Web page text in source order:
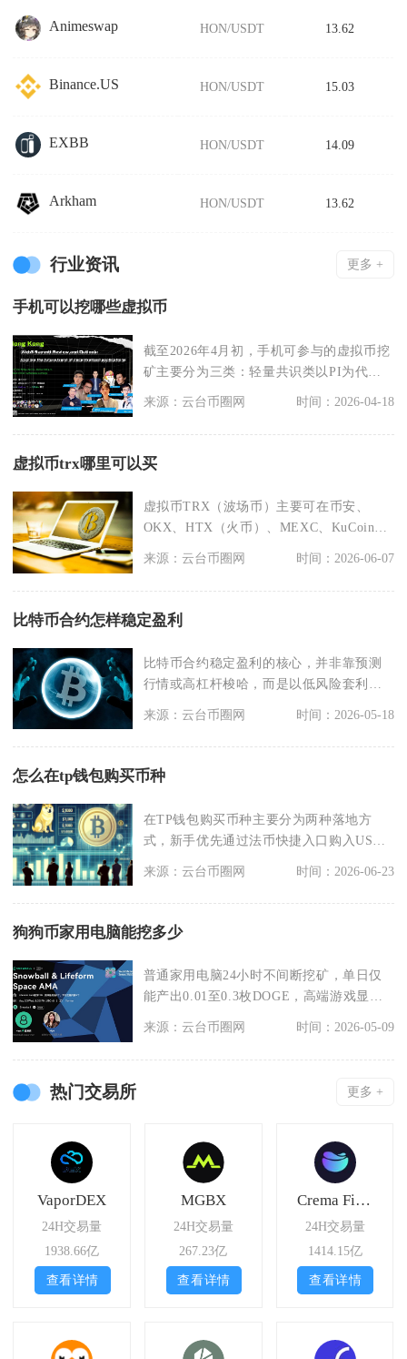
Animeswap HON/USDT 13.62
Binance.US HON/USDT 15.03
EXBB HON/USDT 14.09
Arkham HON/USDT 13.62
行业资讯 更多 +
手机可以挖哪些虚拟币
截至2026年4月初，手机可参与的虚拟币挖
矿主要分为三类：轻量共识类以PI为代
表，CPU友
来源：云台币圈网 时间：2026-04-18
虚拟币trx哪里可以买
虚拟币TRX（波场币）主要可在币安、
OKX、HTX（火币）、MEXC、KuCoin等
主流中
来源：云台币圈网 时间：2026-06-07
比特币合约怎样稳定盈利
比特币合约稳定盈利的核心，并非靠预测
行情或高杠杆梭哈，而是以低风险套利为
来源：云台币圈网 时间：2026-05-18
怎么在tp钱包购买币种
在TP钱包购买币种主要分为两种落地方
式，新手优先通过法币快捷入口购入USDT
来源：云台币圈网 时间：2026-06-23
狗狗币家用电脑能挖多少
普通家用电脑24小时不间断挖矿，单日仅
能产出0.01至0.3枚DOGE，高端游戏显卡
机型极
来源：云台币圈网 时间：2026-05-09
热门交易所 更多 +
VaporDEX
24H交易量
1938.66亿
查看详情
MGBX
24H交易量
267.23亿
查看详情
Crema Finance
24H交易量
1414.15亿
查看详情